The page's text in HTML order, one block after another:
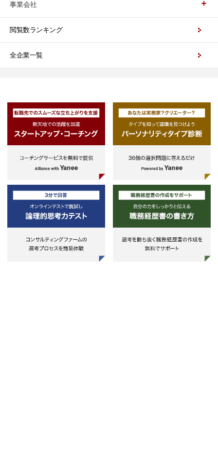
事業会社
閲覧数ランキング
全企業一覧